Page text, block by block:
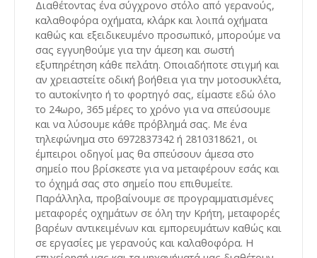
Διαθέτοντας ένα σύγχρονο στόλο από γερανούς,
καλαθοφόρα οχήματα, κλάρκ και λοιπά οχήματα
καθώς και εξειδικευμένο προσωπικό, μπορούμε να
σας εγγυηθούμε για την άμεση και σωστή
εξυπηρέτηση κάθε πελάτη. Οποιαδήποτε στιγμή και
αν χρειαστείτε οδική βοήθεια για την μοτοσυκλέτα,
το αυτοκίνητο ή το φορτηγό σας, είμαστε εδώ όλο
το 24ωρο, 365 μέρες το χρόνο για να σπεύσουμε
και να λύσουμε κάθε πρόβλημά σας. Με ένα
τηλεφώνημα στο 6972837342 ή 2810318621, οι
έμπειροι οδηγοί μας θα σπεύσουν άμεσα στο
σημείο που βρίσκεστε για να μεταφέρουν εσάς και
το όχημά σας στο σημείο που επιθυμείτε.
Παράλληλα, προβαίνουμε σε προγραμματισμένες
μεταφορές οχημάτων σε όλη την Κρήτη, μεταφορές
βαρέων αντικειμένων και εμπορευμάτων καθώς και
σε εργασίες με γερανούς και καλαθοφόρα. Η